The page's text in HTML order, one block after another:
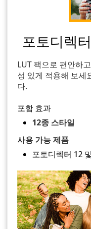
포토디렉
LUT 팩으로 편안하
성 있게 적용해 보세
다.
포함 효과
12종 스타일
사용 가능 제품
포토디렉터 12